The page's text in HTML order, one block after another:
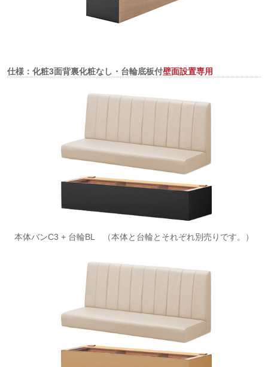
仕様：化粧3面背裏化粧なし・台輪底板付壁面設置専用
本体バンC3 + 台輪BL （本体と台輪とそれぞれ別売りです。）